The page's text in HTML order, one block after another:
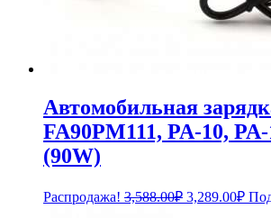
Автомобильная
FA90PM111, PA-10,
(90W)
Распродажа! 3,588.00₽ 3,289.00₽